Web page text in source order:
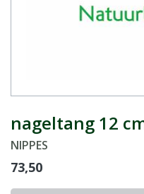
nageltang 12
NIPPES
73,50